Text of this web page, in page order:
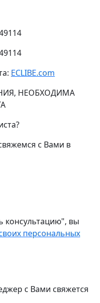
ECLIBE.com
НЕОБХОДИМА
с Вами в
консультацию", вы
персональных
с Вами свяжется